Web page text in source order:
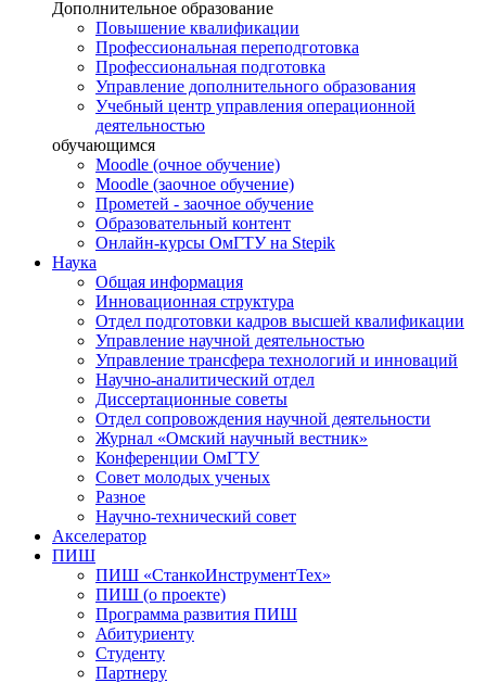
Дополнительное образование
Повышение квалификации
Профессиональная переподготовка
Профессиональная подготовка
Управление дополнительного образования
Учебный центр управления операционной
деятельностью
обучающимся
Moodle (очное обучение)
Moodle (заочное обучение)
Прометей - заочное обучение
Образовательный контент
Онлайн-курсы ОмГТУ на Stepik
Наука
Общая информация
Инновационная структура
Отдел подготовки кадров высшей квалификации
Управление научной деятельностью
Управление трансфера технологий и инноваций
Научно-аналитический отдел
Диссертационные советы
Отдел сопровождения научной деятельности
Журнал «Омский научный вестник»
Конференции ОмГТУ
Совет молодых ученых
Разное
Научно-технический совет
Акселератор
ПИШ
ПИШ «СтанкоИнструментТех»
ПИШ (о проекте)
Программа развития ПИШ
Абитуриенту
Студенту
Партнеру